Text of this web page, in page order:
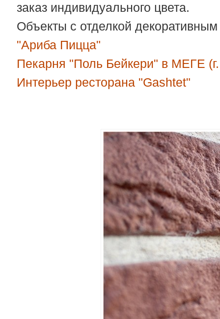
заказ индивидуального цвета.
Объекты с отделкой
"Ариба Пицца"
Пекарня "Поль Бейкери" в МЕГЕ
Интерьер ресторана "Gashtet"